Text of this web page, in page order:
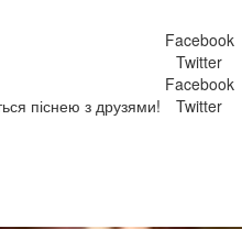
піснею з друзями!
Facebook
Twitter
Facebook
Twitter